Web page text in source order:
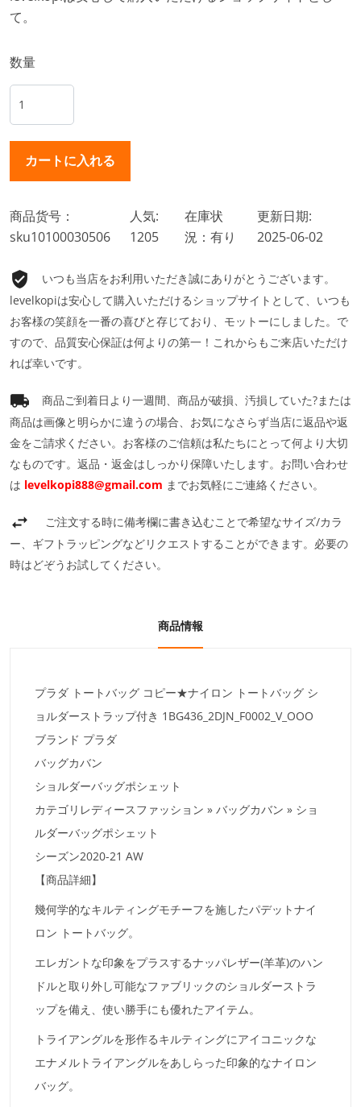
て。
数量
商品货号：
sku10100030506
人気:
1205
在庫状
況：有り
更新日期:
2025-06-02
いつも当店をお利用いただき誠にありがとうございます。
levelkopiは安心して購入いただけるショップサイトとして、いつも
お客様の笑顔を一番の喜びと存じており、モットーにしました。で
すので、品質安心保証は何よりの第一！これからもご来店いただけ
れば幸いです。
商品ご到着日より一週間、商品が破損、汚損していた?または
商品は画像と明らかに違うの場合、お気になさらず当店に返品や返
金をご請求ください。お客様のご信頼は私たちにとって何より大切
なものです。返品・返金はしっかり保障いたします。お問い合わせ
は levelkopi888@gmail.com までお気軽にご連絡ください。
ご注文する時に備考欄に書き込むことで希望なサイズ/カラ
ー、ギフトラッピングなどリクエストすることができます。必要の
時はどぞうお試してください。
商品情報
プラダ トートバッグ コピー★ナイロン トートバッグ シ
ョルダーストラップ付き 1BG436_2DJN_F0002_V_OOO
ブランド プラダ
バッグカバン
ショルダーバッグポシェット
カテゴリレディースファッション » バッグカバン » ショ
ルダーバッグポシェット
シーズン2020-21 AW
【商品詳細】
幾何学的なキルティングモチーフを施したパデットナイ
ロン トートバッグ。
エレガントな印象をプラスするナッパレザー(羊革)のハン
ドルと取り外し可能なファブリックのショルダーストラ
ップを備え、使い勝手にも優れたアイテム。
トライアングルを形作るキルティングにアイコニックな
エナメルトライアングルをあしらった印象的なナイロン
バッグ。